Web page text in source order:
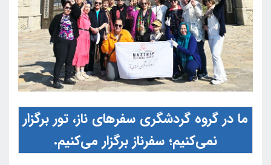
ما در گروه گردشگری سفرهای ناز، تور برگزار
نمی‌کنیم؛ سفرناز برگزار می‌کنیم.